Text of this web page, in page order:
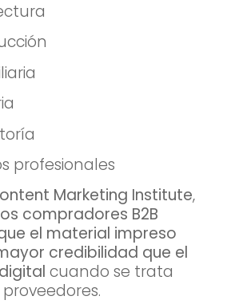
profesionales
Marketing Institute,
compradores B2B
el material impreso
credibilidad que el
cuando se trata